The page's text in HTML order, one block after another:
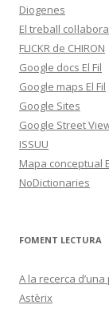
Diogenes
El treball
FLICKR de CHIRON
Google docs El Fil
Google maps El Fil
Google Sites
Google Street
ISSUU
Mapa conceptual
NoDictionaries
FOMENT LECTURA
A la recerca
Astèrix